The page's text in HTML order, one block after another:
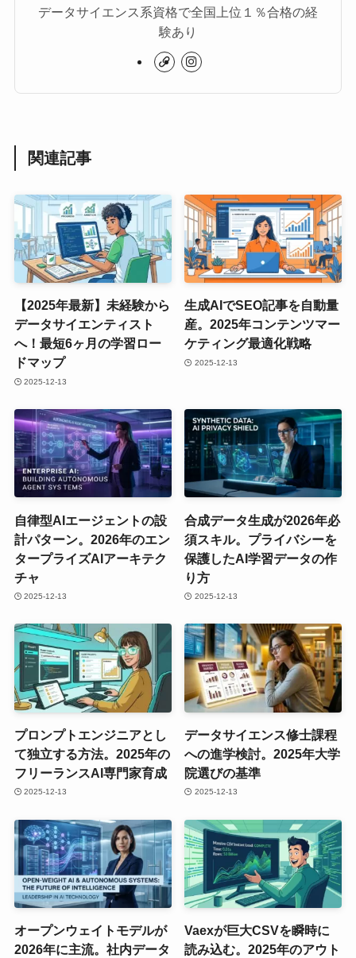
データサイエンス系資格で全国上位１％合格の経
験あり
関連記事
【2025年最新】未経験から
データサイエンティスト
へ！最短6ヶ月の学習ロー
ドマップ
2025-12-13
生成AIでSEO記事を自動量
産。2025年コンテンツマー
ケティング最適化戦略
2025-12-13
自律型AIエージェントの設
計パターン。2026年のエン
タープライズAIアーキテク
チャ
2025-12-13
合成データ生成が2026年必
須スキル。プライバシーを
保護したAI学習データの作
り方
2025-12-13
プロンプトエンジニアとし
て独立する方法。2025年の
フリーランスAI専門家育成
2025-12-13
データサイエンス修士課程
への進学検討。2025年大学
院選びの基準
2025-12-13
オープンウェイトモデルが
2026年に主流。社内データ
Vaexが巨大CSVを瞬時に
読み込む。2025年のアウト